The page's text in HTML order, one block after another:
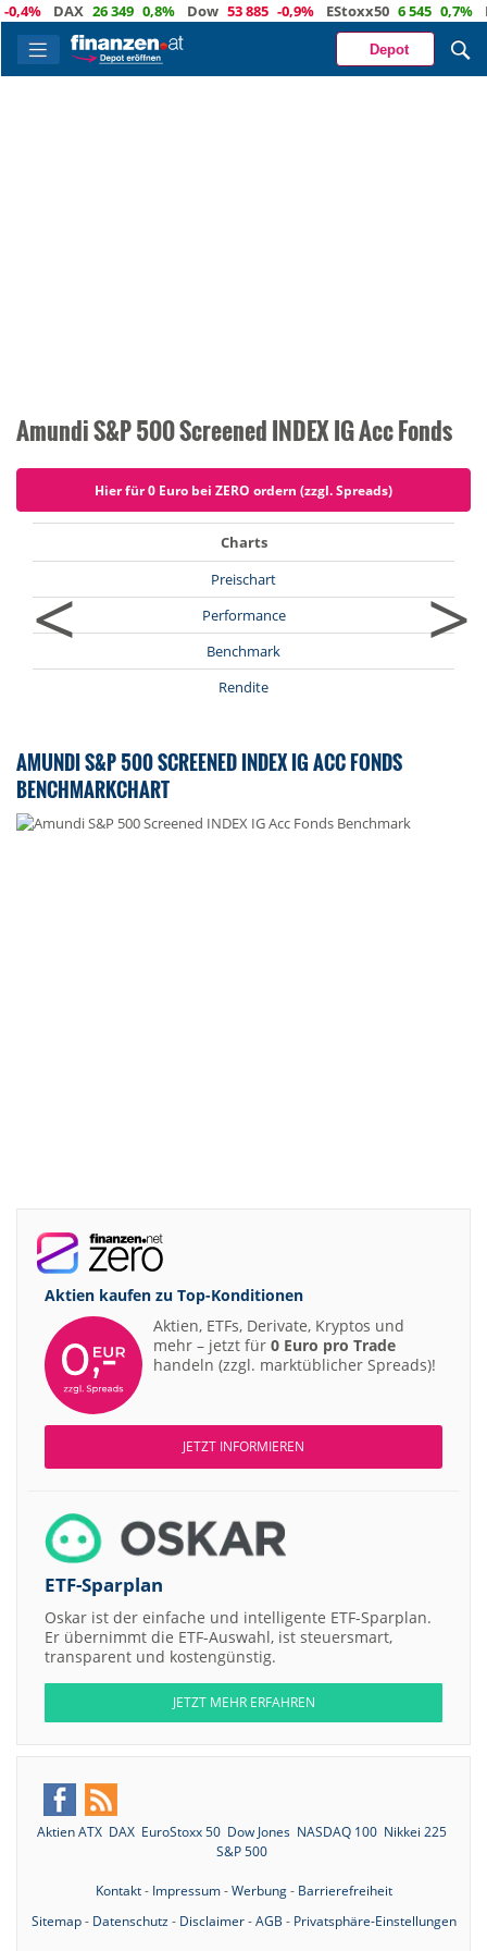
DAX 26 349 0,8% Dow 53 885 -0,9% EStoxx50 6 545 0,7%
Depot
Amundi S&P 500 Screened INDEX IG Acc Fonds
Hier für 0 Euro bei ZERO ordern (zzgl. Spreads)
<
Charts
Preischart
Performance
Benchmark
Rendite
>
AMUNDI S&P 500 SCREENED INDEX IG ACC FONDS
BENCHMARKCHART
Aktien kaufen zu Top-Konditionen
Aktien, ETFs, Derivate, Kryptos und
mehr – jetzt für 0 Euro pro Trade
handeln (zzgl. marktüblicher Spreads)!
JETZT INFORMIEREN
ETF-Sparplan
Oskar ist der einfache und intelligente ETF-Sparplan.
Er übernimmt die ETF-Auswahl, ist steuersmart,
transparent und kostengünstig.
JETZT MEHR ERFAHREN
Aktien ATX DAX EuroStoxx 50 Dow Jones NASDAQ 100 Nikkei 225
S&P 500
Kontakt- Impressum-Werbung- Barrierefreiheit
Sitemap- Datenschutz- Disclaimer-AGB - Privatsphäre-Einstellungen